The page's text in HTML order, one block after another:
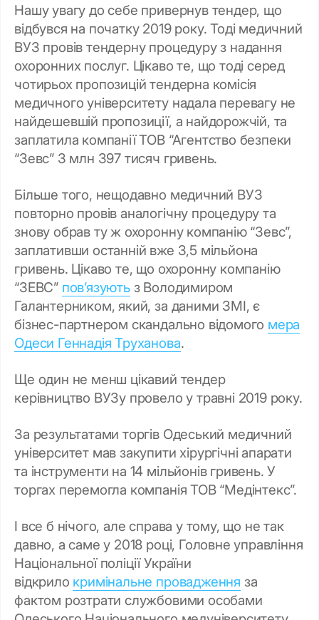
Нашу увагу до себе привернув тендер, що
відбувся на початку 2019 року. Тоді медичний
ВУЗ провів тендерну процедуру з надання
охоронних послуг. Цікаво те, що тоді серед
чотирьох пропозицій тендерна комісія
медичного університету надала перевагу не
найдешевшій пропозиції, а найдорожчій, та
заплатила компанії ТОВ “Агентство безпеки
“Зевс” 3 млн 397 тисяч гривень.
Більше того, нещодавно медичний ВУЗ
повторно провів аналогічну процедуру та
знову обрав ту ж охоронну компанію “Зевс”,
заплативши останній вже 3,5 мільйона
гривень. Цікаво те, що охоронну компанію
“ЗЕВС” пов’язуютьз Володимиром
Галантерником, який, за даними ЗМІ, є
бізнес-партнером скандально відомого мера
Одеси Геннадія Труханова.
Ще один не менш цікавий тендер
керівництво ВУЗу провело у травні 2019 року.
За результатами торгів Одеський медичний
університет мав закупити хірургічні апарати
та інструменти на 14 мільйонів гривень. У
торгах перемогла компанія ТОВ “Медінтекс”.
І все б нічого, але справа у тому, що не так
давно, а саме у 2018 році, Головне управління
Національної поліції України
відкрило кримінальне провадження за
фактом розтрати службовими особами